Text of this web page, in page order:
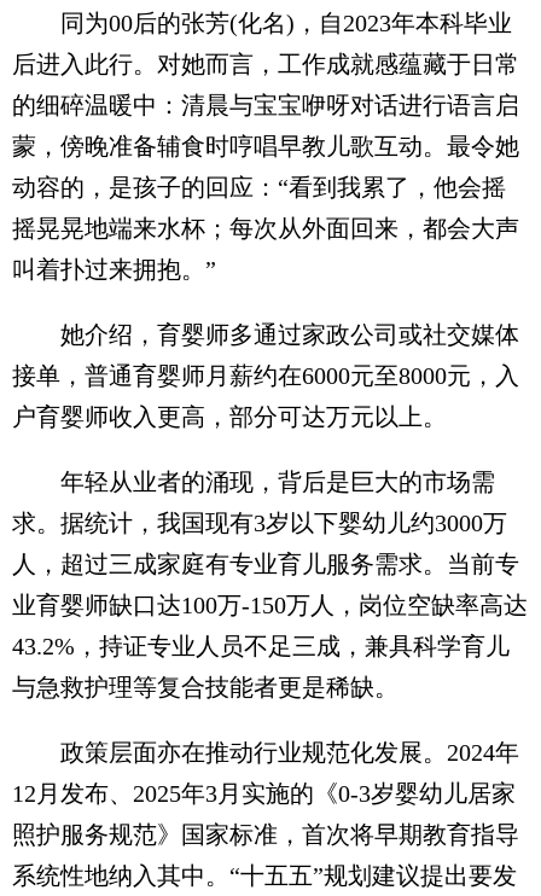
同为00后的张芳(化名)，自2023年本科毕业
后进入此行。对她而言，工作成就感蕴藏于日常
的细碎温暖中：清晨与宝宝咿呀对话进行语言启
蒙，傍晚准备辅食时哼唱早教儿歌互动。最令她
动容的，是孩子的回应：“看到我累了，他会摇
摇晃晃地端来水杯；每次从外面回来，都会大声
叫着扑过来拥抱。”
她介绍，育婴师多通过家政公司或社交媒体
接单，普通育婴师月薪约在6000元至8000元，入
户育婴师收入更高，部分可达万元以上。
年轻从业者的涌现，背后是巨大的市场需
求。据统计，我国现有3岁以下婴幼儿约3000万
人，超过三成家庭有专业育儿服务需求。当前专
业育婴师缺口达100万-150万人，岗位空缺率高达
43.2%，持证专业人员不足三成，兼具科学育儿
与急救护理等复合技能者更是稀缺。
政策层面亦在推动行业规范化发展。2024年
12月发布、2025年3月实施的《0-3岁婴幼儿居家
照护服务规范》国家标准，首次将早期教育指导
系统性地纳入其中。“十五五”规划建议提出要发